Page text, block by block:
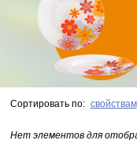
Сортировать по: свойствам
Нет элементов для